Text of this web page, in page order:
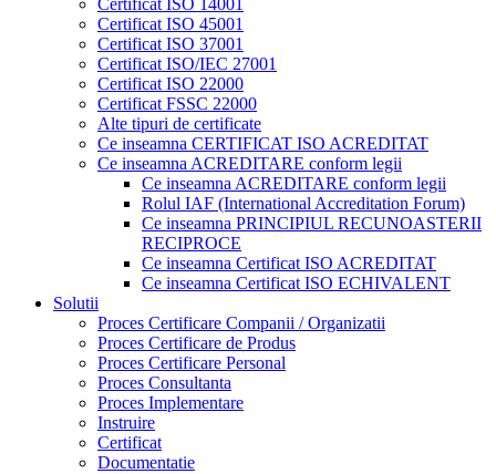
Certificat ISO 14001
Certificat ISO 45001
Certificat ISO 37001
Certificat ISO/IEC 27001
Certificat ISO 22000
Certificat FSSC 22000
Alte tipuri de certificate
Ce inseamna CERTIFICAT ISO ACREDITAT
Ce inseamna ACREDITARE conform legii
Ce inseamna ACREDITARE conform legii
Rolul IAF (International Accreditation Forum)
Ce inseamna PRINCIPIUL RECUNOASTERII
RECIPROCE
Ce inseamna Certificat ISO ACREDITAT
Ce inseamna Certificat ISO ECHIVALENT
Solutii
Proces Certificare Companii / Organizatii
Proces Certificare de Produs
Proces Certificare Personal
Proces Consultanta
Proces Implementare
Instruire
Certificat
Documentatie